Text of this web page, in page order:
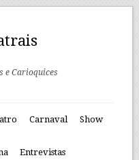
e Carioquices
Carnaval Show
Entrevistas